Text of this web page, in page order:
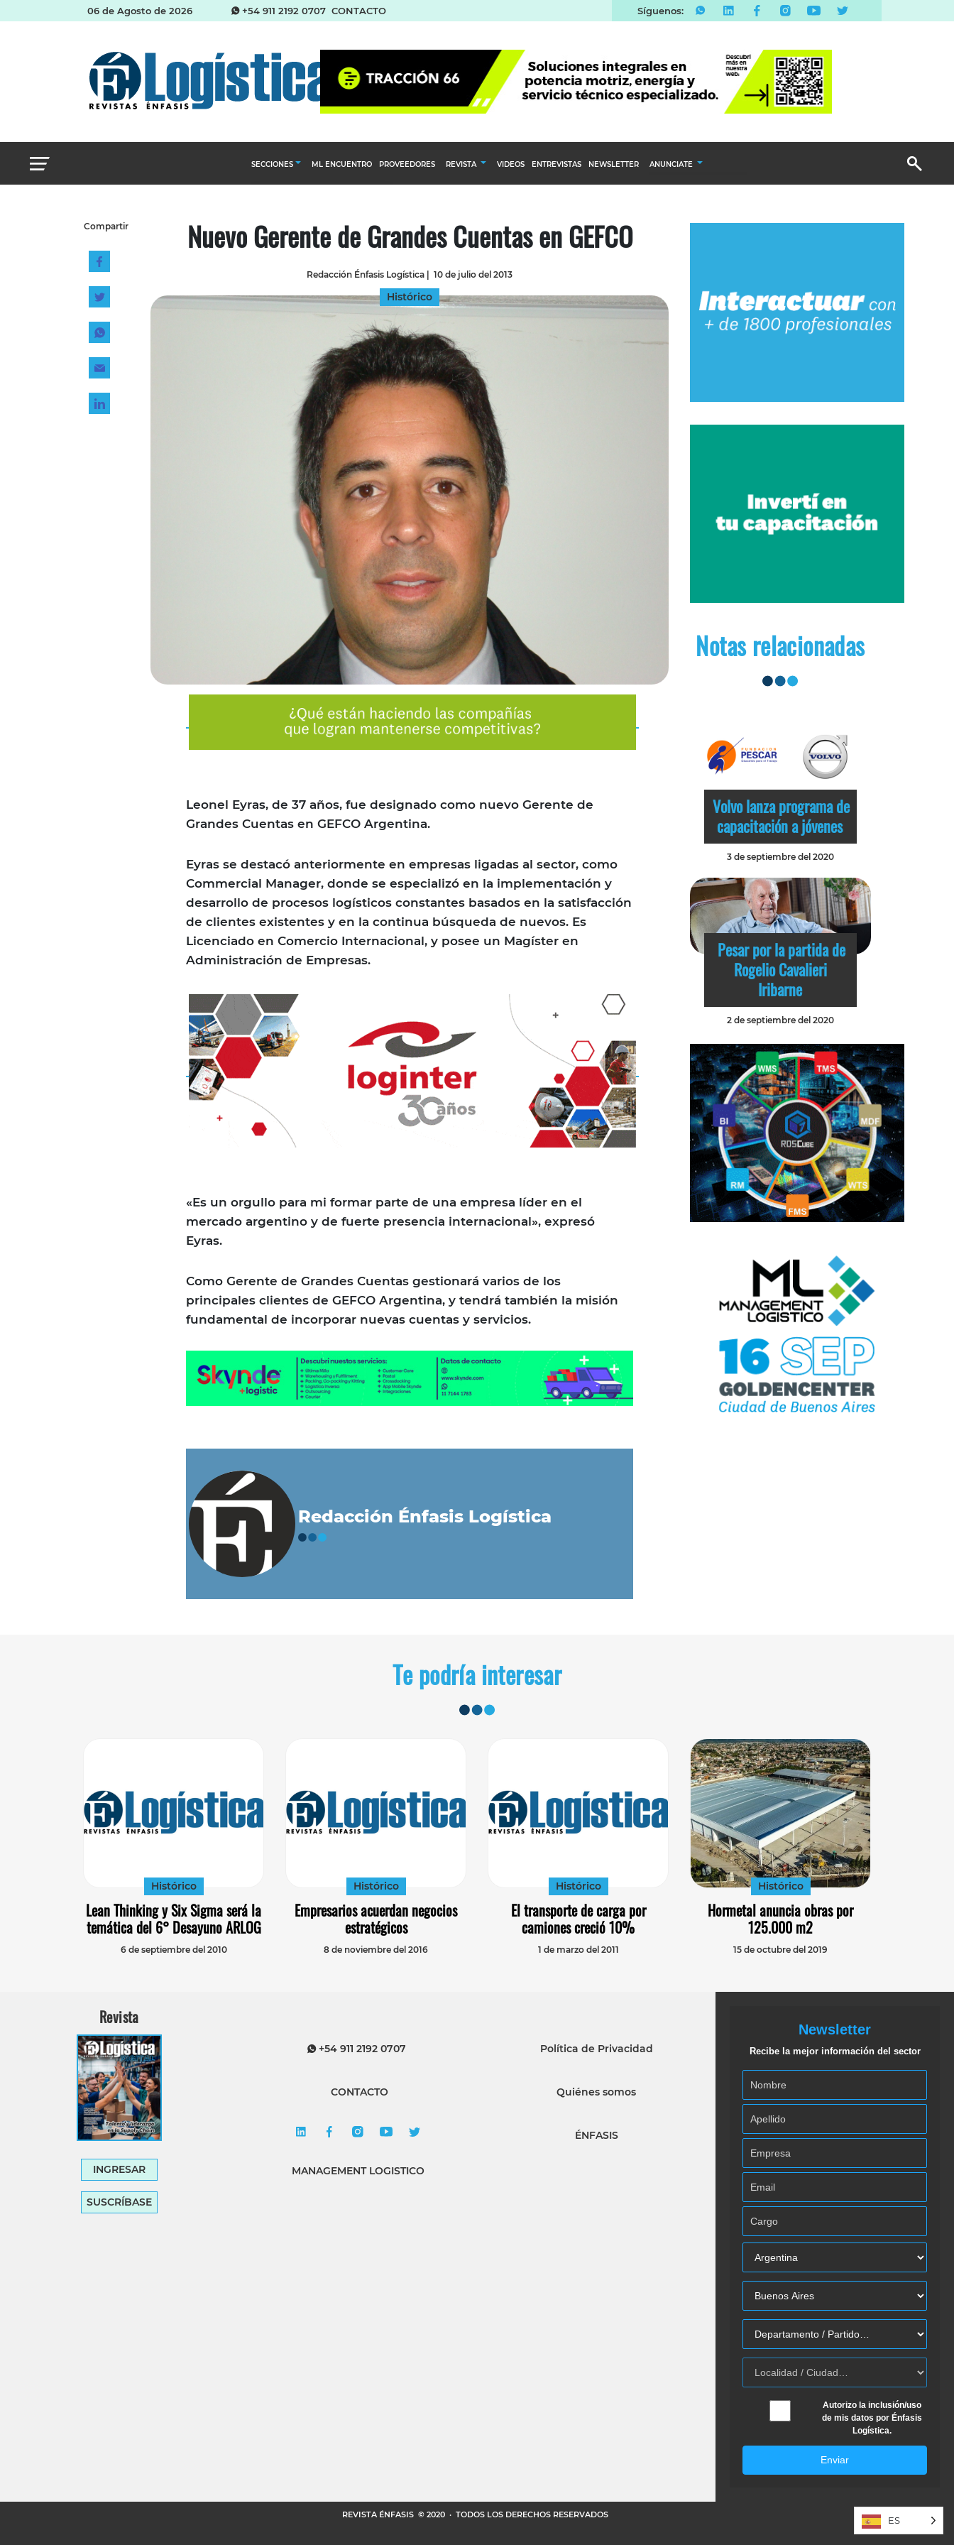
06 de Agosto de 2026 +54 911 2192 0707 CONTACTO Síguenos:
SECCIONES
Almacenes e inventarios
Logística y distribución
Management
ML ENCUENTRO PROVEEDORES REVISTA
SUSCRÍBASE
VIDEOS ENTREVISTAS NEWSLETTER ANUNCIATE
Email Marketing
Compartir Nuevo Gerente de Grandes Cuentas en GEFCO
Redacción Énfasis Logística 10 de julio del 2013
Histórico
Leonel Eyras, de 37 años, fue designado como nuevo Gerente de
Grandes Cuentas en GEFCO Argentina.
Eyras se destacó anteriormente en empresas ligadas al sector, como
Commercial Manager, donde se especializó en la implementación y
desarrollo de procesos logísticos constantes basados en la satisfacción
de clientes existentes y en la continua búsqueda de nuevos. Es
Licenciado en Comercio Internacional, y posee un Magíster en
Administración de Empresas.
«Es un orgullo para mi formar parte de una empresa líder en el
mercado argentino y de fuerte presencia internacional», expresó
Eyras.
Como Gerente de Grandes Cuentas gestionará varios de los
principales clientes de GEFCO Argentina, y tendrá también la misión
fundamental de incorporar nuevas cuentas y servicios.
Redacción Énfasis Logística
Notas relacionadas
Volvo lanza programa de
capacitación a jóvenes
3 de septiembre del 2020
Pesar por la partida de
Rogelio Cavalieri
Iribarne
2 de septiembre del 2020
Te podría interesar
Histórico
Lean Thinking y Six Sigma será la
temática del 6° Desayuno ARLOG
6 de septiembre del 2010
Histórico
Empresarios acuerdan negocios
estratégicos
8 de noviembre del 2016
Histórico
El transporte de carga por
camiones creció 10%
1 de marzo del 2011
Histórico
Hormetal anuncia obras por
125.000 m2
15 de octubre del 2019
Revista
INGRESAR
SUSCRÍBASE
+54 911 2192 0707
CONTACTO
MANAGEMENT LOGISTICO
Política de Privacidad
Quiénes somos
ÉNFASIS
Newsletter
Recibe la mejor información del sector
Autorizo la inclusión/uso
de mis datos por Énfasis
Logística.
Enviar
REVISTA ÉNFASIS © 2020 · TODOS LOS DERECHOS RESERVADOS ES